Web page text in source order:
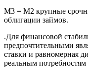
М3 = М2 крупные
облигации займов.
.Для финансовой
предпочтительными
ставки и равномерная
реальным